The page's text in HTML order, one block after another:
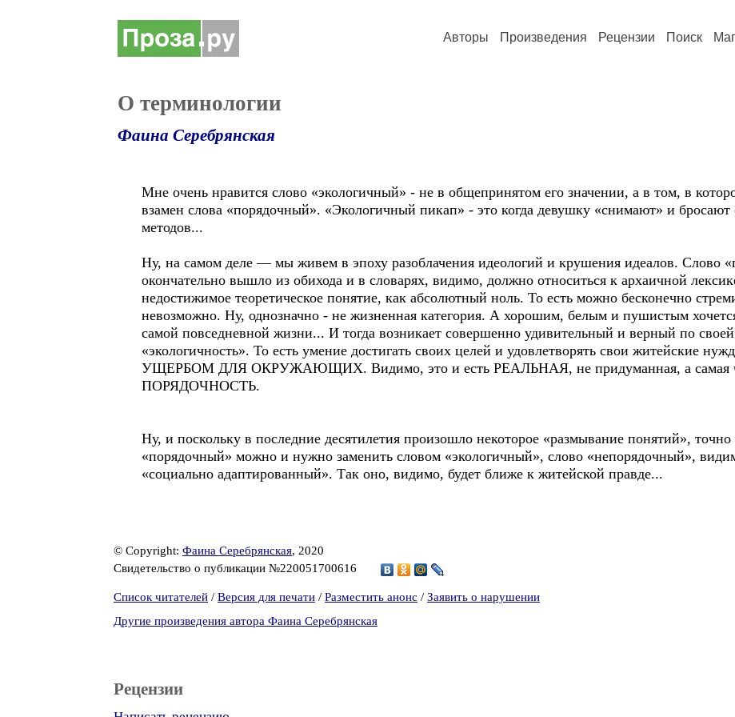
Авторы Произведения Рецензии Поиск
О терминологии
Фаина Серебрянская
Мне очень нравится слово «экологичный» - не в общепринятом его значении, а в том, в
взамен слова «порядочный». «Экологичный пикап» - это когда девушку «снимают» и
методов...
Ну, на самом деле — мы живем в эпоху разоблачения идеологий и крушения идеалов. Слово
окончательно вышло из обихода и в словарях, видимо, должно относиться к архаичной
недостижимое теоретическое понятие, как абсолютный ноль. То есть можно бесконечно
невозможно. Ну, однозначно - не жизненная категория. А хорошим, белым и пушистым
самой повседневной жизни... И тогда возникает совершенно удивительный и верный по
«экологичность». То есть умение достигать своих целей и удовлетворять свои
УЩЕРБОМ ДЛЯ ОКРУЖАЮЩИХ. Видимо, это и есть РЕАЛЬНАЯ, не придуманная, а самая
ПОРЯДОЧНОСТЬ.
Ну, и поскольку в последние десятилетия произошло некоторое «размывание понятий»,
«порядочный» можно и нужно заменить словом «экологичный», слово «непорядочный»,
«социально адаптированный». Так оно, видимо, будет ближе к житейской правде...
© Copyright: Фаина Серебрянская, 2020
Свидетельство о публикации №220051700616
Список читателей / Версия для печати / Разместить анонс / Заявить о нарушении
Другие произведения автора Фаина Серебрянская
Рецензии